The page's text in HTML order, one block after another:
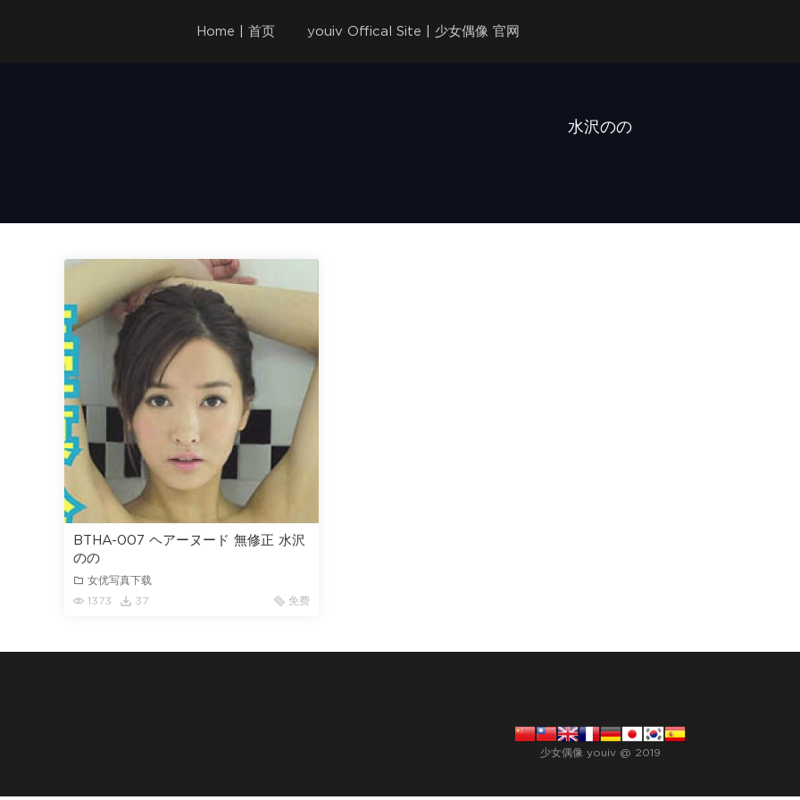
Home | 首页 youiv Offical Site | 少女偶像 官网
水沢のの
BTHA-007 ヘアーヌード 無修正 水沢
のの
女优写真下载
1373
37 免费
少女偶像 youiv @ 2019